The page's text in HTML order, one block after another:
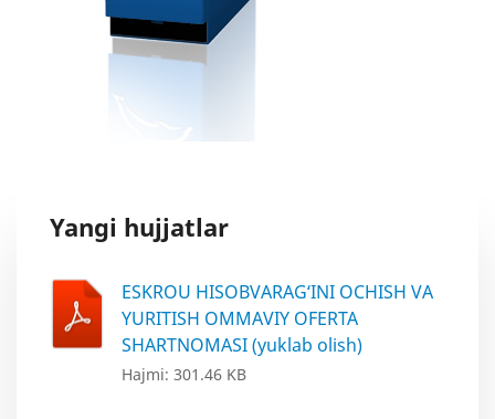
Yangi hujjatlar
ESKROU HISOBVARAG‘INI OCHISH VA
YURITISH OMMAVIY OFERTA
SHARTNOMASI (yuklab olish)
Hajmi: 301.46 KB